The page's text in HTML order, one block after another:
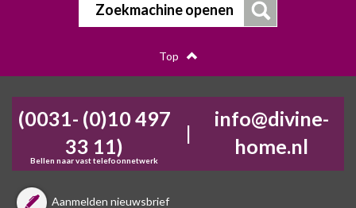
Zoekmachine openen
Top
(0031- (0)10 497
33 11)
Bellen naar vast telefoonnetwerk
|
info@divine-
home.nl
Aanmelden nieuwsbrief